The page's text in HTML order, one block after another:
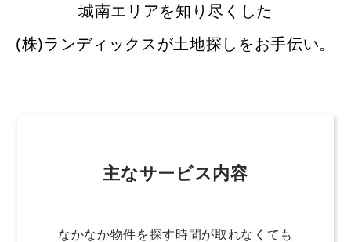
城南エリアを知り尽くした
(株)ランディックスが土地探しをお手伝い。
主なサービス内容
なかなか物件を探す時間が取れなくても